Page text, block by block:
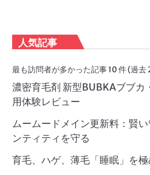
人気記事
最も訪問者が多かった記事 10 件 (過去
濃密育毛剤 新型BUBKAブブカ
用体験レビュー
ムームードメイン更新料：賢
ンティティを守る
育毛、ハゲ、薄毛「睡眠」を極